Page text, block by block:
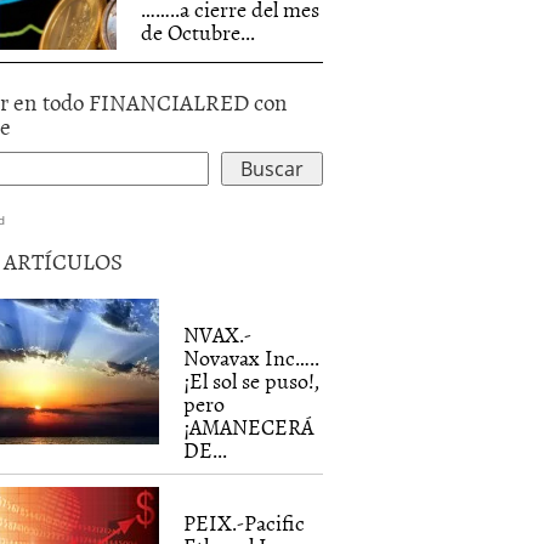
……..a cierre del mes
de Octubre...
en todo FINANCIALRED con
ARTÍCULOS
NVAX.-
Novavax Inc…..
¡El sol se puso!,
pero
¡AMANECERÁ
DE...
PEIX.-Pacific